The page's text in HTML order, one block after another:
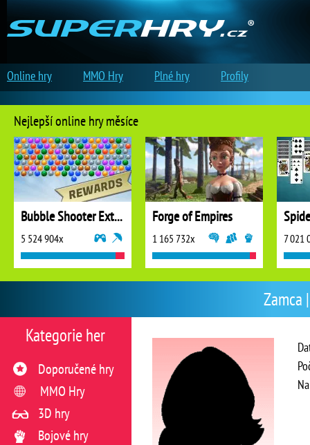
Zamca
Kategorie her
Doporučené hry
MMO Hry
3D hry
Bojové hry
Nejlepší online hry měsíce
Bubble Shooter Extreme
5 524 904x
Forge of Empires
1 165 732x 7 021
Online hry MMO Hry Plné hry Profily